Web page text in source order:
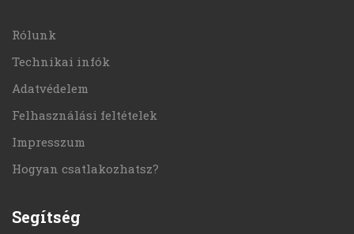
Rólunk
Technikai infók
Adatvédelem
Felhasználási feltételek
Impresszum
Hogyan csatlakozhatsz?
Segítség